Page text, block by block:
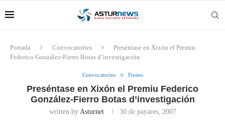
Portada Convocatories
Preséntase en Xixón el Premiu
Federico González-Fierro Botas d’investigación
Convocatories Fiestes
Preséntase en Xixón el Premiu Federico
González-Fierro Botas d’investigación
written by Asturnet 30 de payares, 2007